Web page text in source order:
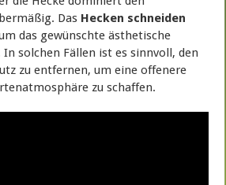
Das Hecken schneiden
das gewünschte ästhetische
In solchen Fällen ist es sinnvoll, den
zu entfernen, um eine offenere
zu schaffen.